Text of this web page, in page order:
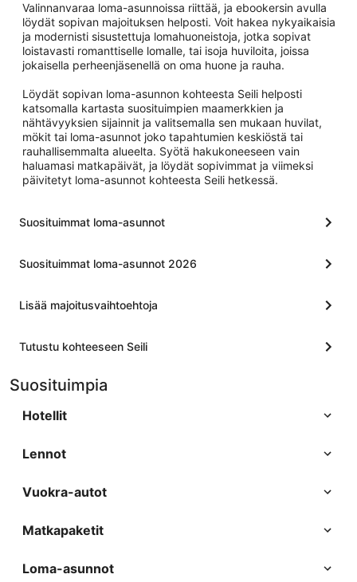
Valinnanvaraa loma-asunnoissa riittää, ja ebookersin avulla
löydät sopivan majoituksen helposti. Voit hakea nykyaikaisia
ja modernisti sisustettuja lomahuoneistoja, jotka sopivat
loistavasti romanttiselle lomalle, tai isoja huviloita, joissa
jokaisella perheenjäsenellä on oma huone ja rauha.
Löydät sopivan loma-asunnon kohteesta Seili helposti
katsomalla kartasta suosituimpien maamerkkien ja
nähtävyyksien sijainnit ja valitsemalla sen mukaan huvilat,
mökit tai loma-asunnot joko tapahtumien keskiöstä tai
rauhallisemmalta alueelta. Syötä hakukoneeseen vain
haluamasi matkapäivät, ja löydät sopivimmat ja viimeksi
päivitetyt loma-asunnot kohteesta Seili hetkessä.
Suosituimmat loma-asunnot
Suosituimmat loma-asunnot 2026
Lisää majoitusvaihtoehtoja
Tutustu kohteeseen Seili
Suosituimpia
Hotellit
Lennot
Vuokra-autot
Matkapaketit
Loma-asunnot